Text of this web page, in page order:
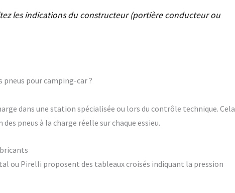
les indications du constructeur (portière conducteur ou
pour camping-car ?
dans une station spécialisée ou lors du contrôle technique. Cela
pneus à la charge réelle sur chaque essieu.
ou Pirelli proposent des tableaux croisés indiquant la pression